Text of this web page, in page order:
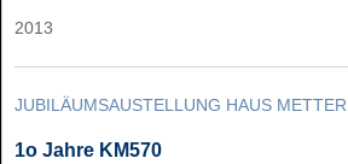
2013
JUBILÄUMSAUSTELLUNG HAUS
1o Jahre KM570